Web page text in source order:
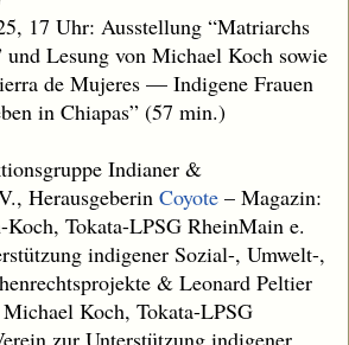
17 Uhr: Ausstellung “Matriarchs
und Lesung von Michael Koch sowie
de Mujeres — Indigene Frauen
in Chiapas” (57 min.)
Indianer &
Herausgeberin Coyote – Magazin:
Tokata-LPSG RheinMain e.
indigener Sozial-, Umwelt-,
& Leonard Peltier
Koch, Tokata-LPSG
zur Unterstützung indigener